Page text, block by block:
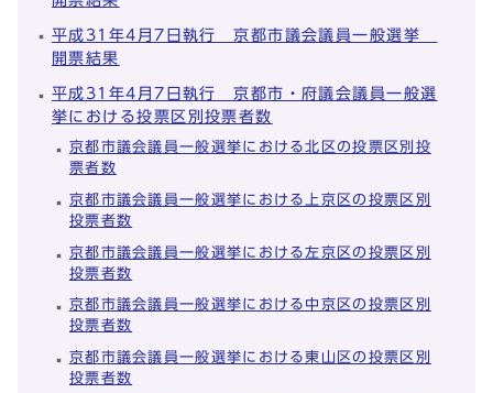
平成31年4月7日執行 京都市議会議員一般選挙
開票結果
平成31年4月7日執行 京都市・府議会議員一般選
挙における投票区別投票者数
京都市議会議員一般選挙における北区の投票区別投
票者数
京都市議会議員一般選挙における上京区の投票区別
投票者数
京都市議会議員一般選挙における左京区の投票区別
投票者数
京都市議会議員一般選挙における中京区の投票区別
投票者数
京都市議会議員一般選挙における東山区の投票区別
投票者数